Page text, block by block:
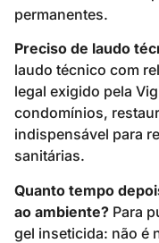
permanentes.
Preciso de laudo
laudo técnico com
legal exigido pela
condomínios,
indispensável para
sanitárias.
Quanto tempo
ao ambiente? Para
gel inseticida: não é